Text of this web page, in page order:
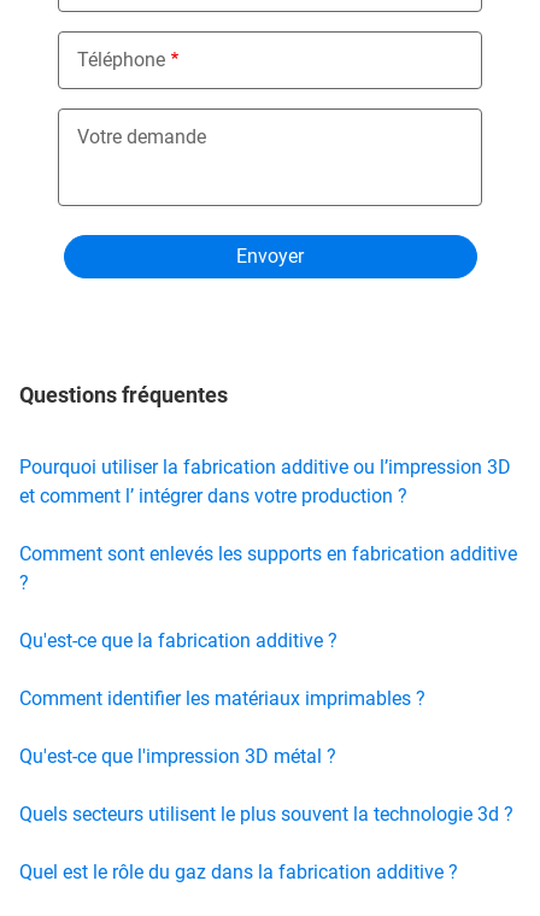
Téléphone
Votre demande
Questions fréquentes
Pourquoi utiliser la fabrication additive ou l’impression 3D
et comment l’ intégrer dans votre production ?
Comment sont enlevés les supports en fabrication additive
?
Qu'est-ce que la fabrication additive ?
Comment identifier les matériaux imprimables ?
Qu'est-ce que l'impression 3D métal ?
Quels secteurs utilisent le plus souvent la technologie 3d ?
Quel est le rôle du gaz dans la fabrication additive ?